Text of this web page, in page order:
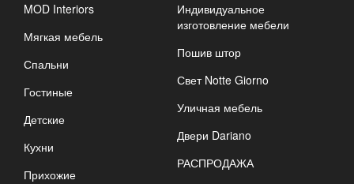
MOD Interiors
Мягкая мебель
Спальни
Гостиные
Детские
Кухни
Прихожие
Индивидуальное
изготовление мебели
Пошив штор
Свет Notte Giorno
Уличная мебель
Двери Dariano
РАСПРОДАЖА